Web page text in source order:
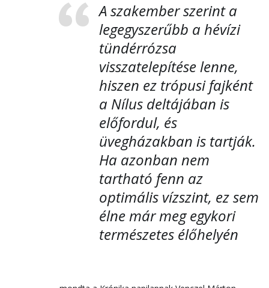
A szakember szerint a
legegyszerűbb a hévízi
tündérrózsa
visszatelepítése lenne,
hiszen ez trópusi fajként
a Nílus deltájában is
előfordul, és
üvegházakban is tartják.
Ha azonban nem
tartható fenn az
optimális vízszint, ez sem
élne már meg egykori
természetes élőhelyén